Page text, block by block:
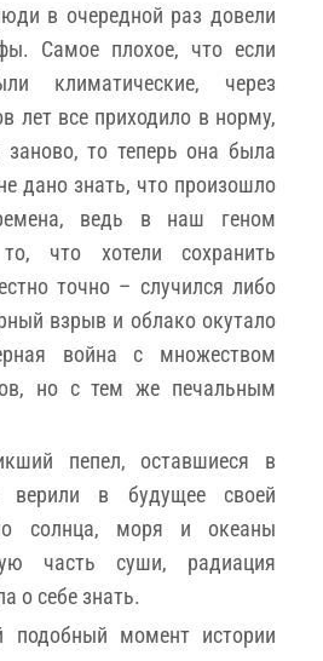
в очередной раз довели
Самое плохое, что если
климатические, через
лет все приходило в норму,
то теперь она была
дано знать, что произошло
ведь в наш геном
что хотели сохранить
точно – случился либо
взрыв и облако окутало
война с множеством
но с тем же печальным
пепел, оставшиеся в
в будущее своей
солнца, моря и океаны
часть суши, радиация
о себе знать.
момент истории